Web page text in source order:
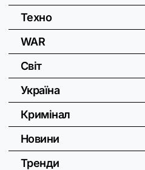
Техно
WAR
Світ
Україна
Кримінал
Новини
Тренди